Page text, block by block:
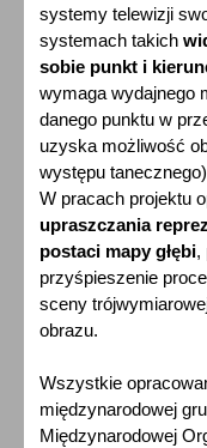
systemy telewizji
systemach takich
sobie punkt i
wymaga wydajnego
danego punktu w
uzyska możliwość
występu
W pracach projektu
upraszczania
postaci mapy głębi,
przyśpieszenie
sceny
obrazu.
Wszystkie
międzynarodowej
Międzynarodowej